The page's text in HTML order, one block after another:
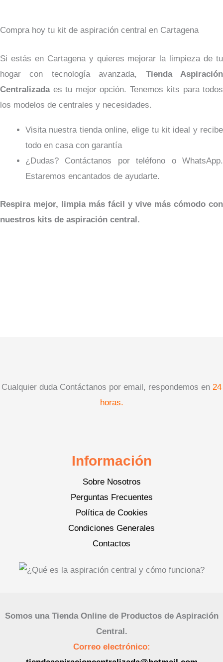
Compra hoy tu kit de aspiración central en Cartagena
Si estás en Cartagena y quieres mejorar la limpieza de tu
hogar con tecnología avanzada, Tienda Aspiración
Centralizadaes tu mejor opción. Tenemos kits para todos
los modelos de centrales y necesidades.
Visita nuestra tienda online, elige tu kit ideal y recibe
todo en casa con garantía
¿Dudas? Contáctanos por teléfono o WhatsApp.
Estaremos encantados de ayudarte.
Respira mejor, limpia más fácil y vive más cómodo con
nuestros kits de aspiración central.
Cualquier duda Contáctanos por email, respondemos en 24
horas.
Información
Sobre Nosotros
Perguntas Frecuentes
Política de Cookies
Condiciones Generales
Contactos
Somos una Tienda Online de Productos de Aspiración
Central.
Correo electrónico: